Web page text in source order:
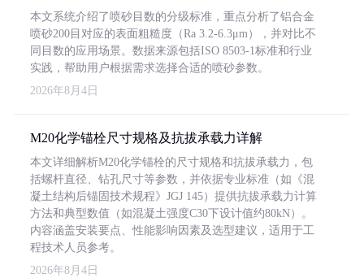
本文系统介绍了喷砂目数的分级标准，重点分析了铝合金
喷砂200目对应的表面粗糙度（Ra 3.2-6.3μm），并对比不
同目数的应用场景。数据来源包括ISO 8503-1标准和行业
实践，帮助用户根据需求选择合适的喷砂参数。
2026年8月4日
M20化学锚栓尺寸规格及抗拔承载力详解
本文详细解析M20化学锚栓的尺寸规格和抗拔承载力，包
括螺杆直径、钻孔尺寸等参数，并依据专业标准（如《混
凝土结构后锚固技术规程》JGJ 145）提供抗拔承载力计算
方法和典型数值（如混凝土强度C30下设计值约80kN）。
内容涵盖安装要点、性能影响因素及选型建议，适用于工
程技术人员参考。
2026年8月4日